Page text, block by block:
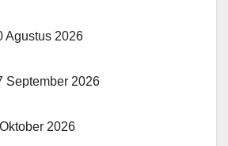
Agustus 2026
September 2026
2026